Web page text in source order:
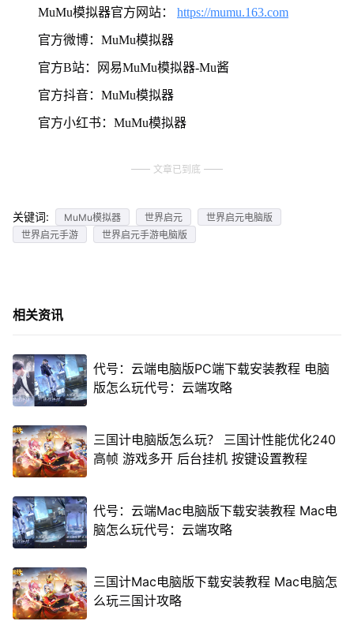
MuMu模拟器官方网站： https://mumu.163.com
官方微博：MuMu模拟器
官方B站：网易MuMu模拟器-Mu酱
官方抖音：MuMu模拟器
官方小红书：MuMu模拟器
文章已到底
关键词: MuMu模拟器 世界启元
世界启元电脑版
世界启元手游
世界启元手游电脑版
相关资讯
代号：云端电脑版PC端下载安装教程 电脑
版怎么玩代号：云端攻略
三国计电脑版怎么玩？ 三国计性能优化240
高帧 游戏多开 后台挂机 按键设置教程
代号：云端Mac电脑版下载安装教程 Mac电
脑怎么玩代号：云端攻略
三国计Mac电脑版下载安装教程 Mac电脑怎
么玩三国计攻略